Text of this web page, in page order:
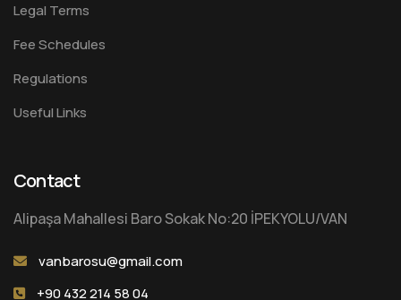
Legal Terms
Fee Schedules
Regulations
Useful Links
Contact
Alipaşa Mahallesi Baro Sokak No:20 İPEKYOLU/VAN
vanbarosu@gmail.com
+90 432 214 58 04